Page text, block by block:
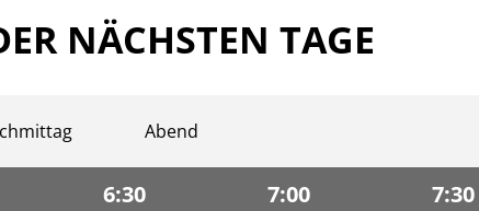
NÄCHSTEN TAGE
Abend
6:30 7:00 7:30